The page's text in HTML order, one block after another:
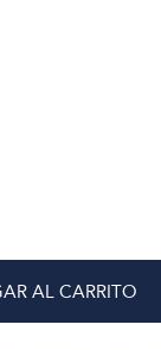
AL CARRITO